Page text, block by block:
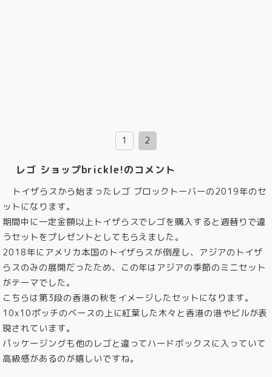
1 2
レゴ ショップbrickle!のコメント
トイザらスから始まったレゴ ブロックトーバーの2019年のセ
ットになります。
期間中に一定金額以上トイザらスでレゴを購入すると週替りで違
うセットをプレゼントとしてもらえました。
2018年にアメリカ本国のトイザらスが倒産し、アジアのトイザ
らスのみの展開だったため、この年はアジアの季節のミニセット
がテーマでした。
こちらは第3段の香港の秋をイメージしたセットになります。
10x10ポッチのベースの上に紅葉した木々と香港の港やビルが表
現されています。
パッケージングも他のレゴと違ってハードボックスに入っていて
高級感があるのが嬉しいですね。